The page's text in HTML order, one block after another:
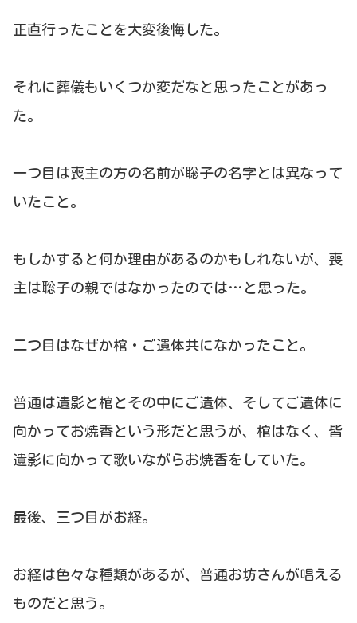
正直行ったことを大変後悔した。
それに葬儀もいくつか変だなと思ったことがあっ
た。
一つ目は喪主の方の名前が聡子の名字とは異なって
いたこと。
もしかすると何か理由があるのかもしれないが、喪
主は聡子の親ではなかったのでは…と思った。
二つ目はなぜか棺・ご遺体共になかったこと。
普通は遺影と棺とその中にご遺体、そしてご遺体に
向かってお焼香という形だと思うが、棺はなく、皆
遺影に向かって歌いながらお焼香をしていた。
最後、三つ目がお経。
お経は色々な種類があるが、普通お坊さんが唱える
ものだと思う。